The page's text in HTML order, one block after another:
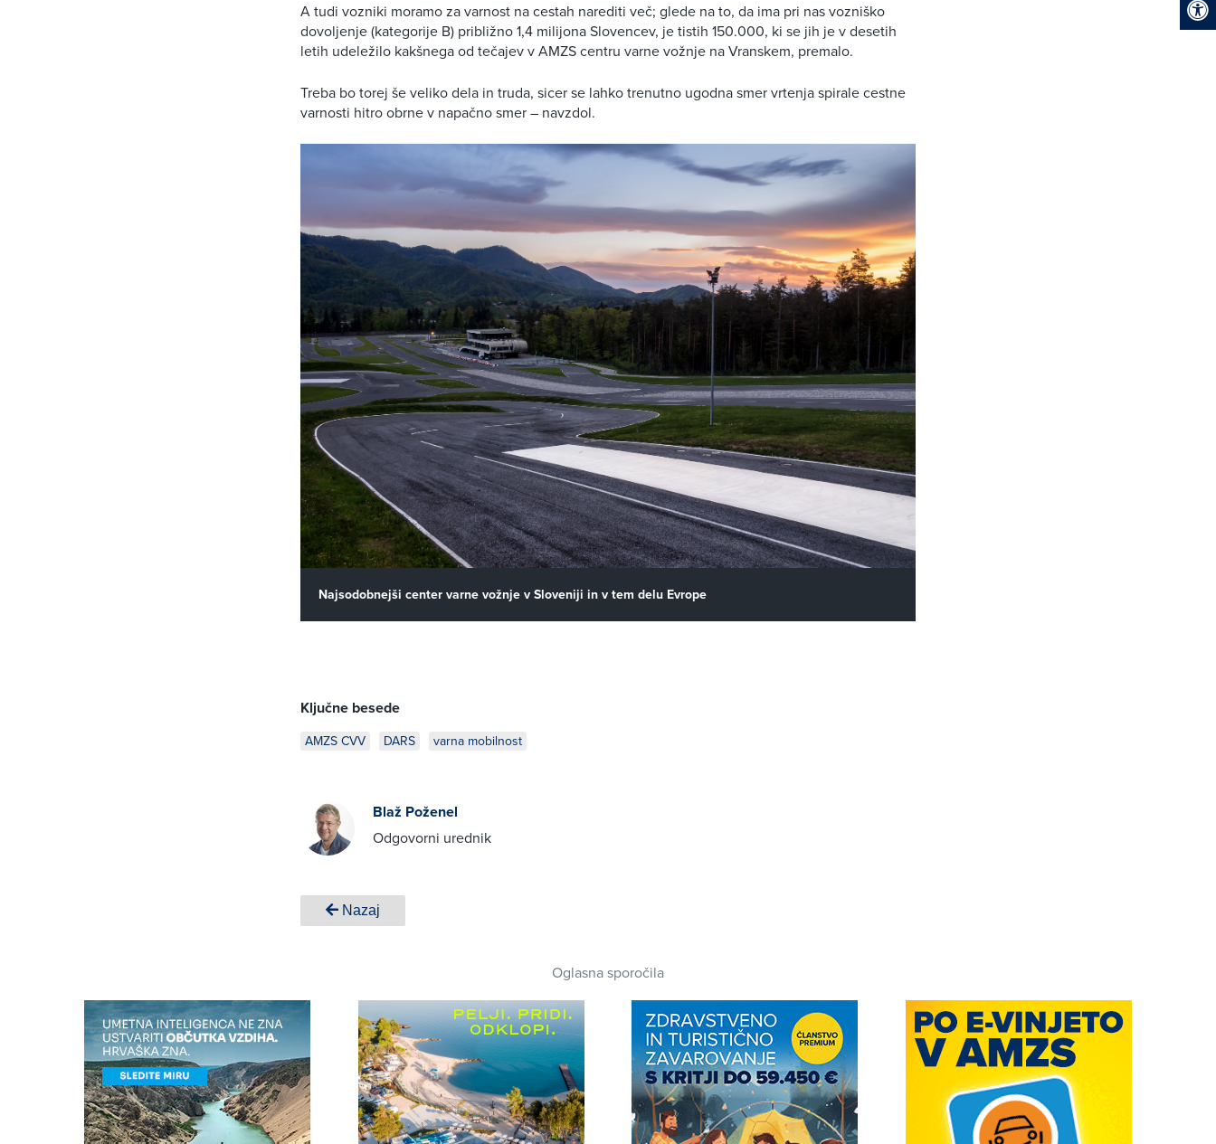
A tudi vozniki moramo za varnost na cestah narediti več; glede na to, da ima pri nas vozniško
dovoljenje (kategorije B) približno 1,4 milijona Slovencev, je tistih 150.000, ki se jih je v desetih
letih udeležilo kakšnega od tečajev v AMZS centru varne vožnje na Vranskem, premalo.
Treba bo torej še veliko dela in truda, sicer se lahko trenutno ugodna smer vrtenja spirale cestne
varnosti hitro obrne v napačno smer – navzdol.
Najsodobnejši center varne vožnje v Sloveniji in v tem delu Evrope
Ključne besede
AMZS CVV DARS varna mobilnost
Blaž Poženel
Odgovorni urednik
Nazaj
Oglasna sporočila